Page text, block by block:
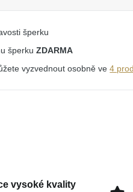
šperku
šperkuZDARMA
vyzvednout osobně ve4
vysoké kvality